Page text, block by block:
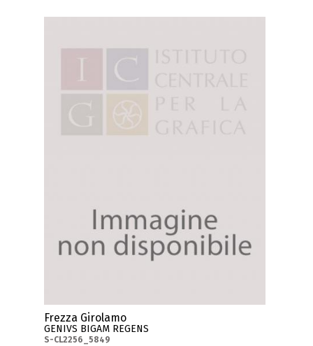
Frezza Girolamo
GENIVS BIGAM REGENS
S-CL2256_5849